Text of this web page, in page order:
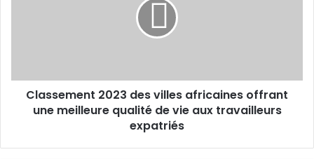
qualité
expatriés
Classement 2023 des villes africaines offrant
une meilleure qualité de vie aux travailleurs
expatriés